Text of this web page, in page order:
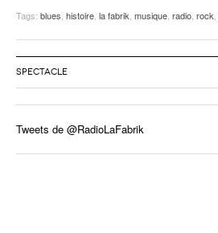
Tags: blues, histoire, la fabrik, musique, radio, rock,
SPECTACLE
Tweets de @RadioLaFabrik